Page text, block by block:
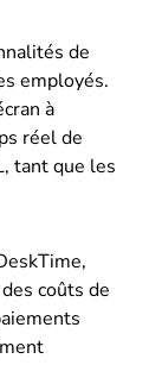
de
employés.
à
réel de
tant que les
coûts de